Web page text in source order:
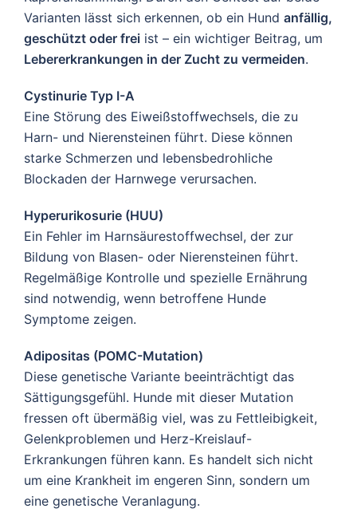
Varianten lässt sich erkennen, ob ein Hund anfällig,
geschützt oder frei ist – ein wichtiger Beitrag, um
Lebererkrankungen in der Zucht zu vermeiden.
Cystinurie Typ I-A
Eine Störung des Eiweißstoffwechsels, die zu
Harn- und Nierensteinen führt. Diese können
starke Schmerzen und lebensbedrohliche
Blockaden der Harnwege verursachen.
Hyperurikosurie (HUU)
Ein Fehler im Harnsäurestoffwechsel, der zur
Bildung von Blasen- oder Nierensteinen führt.
Regelmäßige Kontrolle und spezielle Ernährung
sind notwendig, wenn betroffene Hunde
Symptome zeigen.
Adipositas (POMC-Mutation)
Diese genetische Variante beeinträchtigt das
Sättigungsgefühl. Hunde mit dieser Mutation
fressen oft übermäßig viel, was zu Fettleibigkeit,
Gelenkproblemen und Herz-Kreislauf-
Erkrankungen führen kann. Es handelt sich nicht
um eine Krankheit im engeren Sinn, sondern um
eine genetische Veranlagung.